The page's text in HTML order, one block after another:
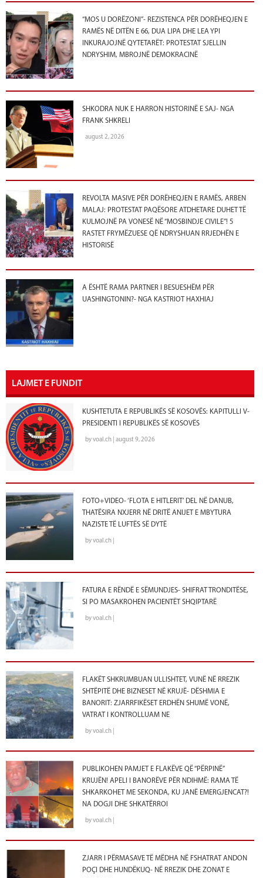
“MOS U DORËZONI”- REZISTENCA PËR DORËHEQJEN E
RAMËS NË DITËN E 66, DUA LIPA DHE LEA YPI
INKURAJOJNË QYTETARËT: PROTESTAT SJELLIN
NDRYSHIM, MBROJNË DEMOKRACINË
SHKODRA NUK E HARRON HISTORINË E SAJ- NGA
FRANK SHKRELI
august 2, 2026
REVOLTA MASIVE PËR DORËHEQJEN E RAMËS, ARBEN
MALAJ: PROTESTAT PAQËSORE ATDHETARE DUHET TË
KULMOJNË PA VONESË NË “MOSBINDJE CIVILE”! 5
RASTET FRYMËZUESE QË NDRYSHUAN RRJEDHËN E
HISTORISË
A ËSHTË RAMA PARTNER I BESUESHËM PËR
UASHINGTONIN?- NGA KASTRIOT HAXHIAJ
LAJMET E FUNDIT
KUSHTETUTA E REPUBLIKËS SË KOSOVËS: KAPITULLI V-
PRESIDENTI I REPUBLIKËS SË KOSOVËS
by voal.ch | august 9, 2026
FOTO+VIDEO- ‘FLOTA E HITLERIT’ DEL NË DANUB,
THATËSIRA NXJERR NË DRITË ANIJET E MBYTURA
NAZISTE TË LUFTËS SË DYTË
by voal.ch |
FATURA E RËNDË E SËMUNDJES- SHIFRAT TRONDITËSE,
SI PO MASAKROHEN PACIENTËT SHQIPTARË
by voal.ch |
FLAKËT SHKRUMBUAN ULLISHTET, VUNË NË RREZIK
SHTËPITË DHE BIZNESET NË KRUJË- DËSHMIA E
BANORIT: ZJARRFIKËSET ERDHËN SHUMË VONË,
VATRAT I KONTROLLUAM NE
by voal.ch |
PUBLIKOHEN PAMJET E FLAKËVE QË “PËRPINË”
KRUJËN! APELI I BANORËVE PËR NDIHMË: RAMA TË
SHKARKOHET ME SEKONDA, KU JANË EMERGJENCAT?!
NA DOGJI DHE SHKATËRROI
by voal.ch |
ZJARR I PËRMASAVE TË MËDHA NË FSHATRAT ANDON
POÇI DHE HUNDËKUQ- NË RREZIK DHE ZONAT E